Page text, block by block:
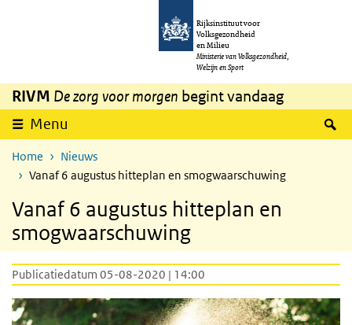
Overslaan en naar de inhoud gaan
Rijksinstituut voor
Volksgezondheid
en Milieu
Ministerie van Volksgezondheid,
Welzijn en Sport
RIVM De zorg voor morgen begint vandaag
Menu
Home
Nieuws
Vanaf 6 augustus hitteplan en smogwaarschuwing
Vanaf 6 augustus hitteplan en
smogwaarschuwing
Publicatiedatum 05-08-2020 | 14:00